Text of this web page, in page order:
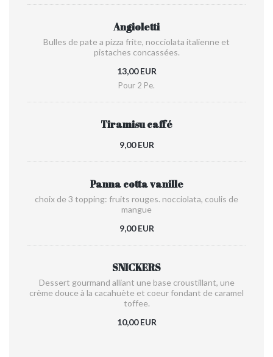
Angioletti
Bulles de pate a pizza frite, nocciolata italienne et
pistaches concassées.
13,00 EUR
Pour 2 Pe.
Tiramisu caffé
9,00 EUR
Panna cotta vanille
choix de 3 topping: fruits rouges. nocciolata, coulis de
mangue
9,00 EUR
SNICKERS
Dessert gourmand alliant une base croustillant, une
crème douce à la cacahuète et coeur fondant de caramel
toffee.
10,00 EUR